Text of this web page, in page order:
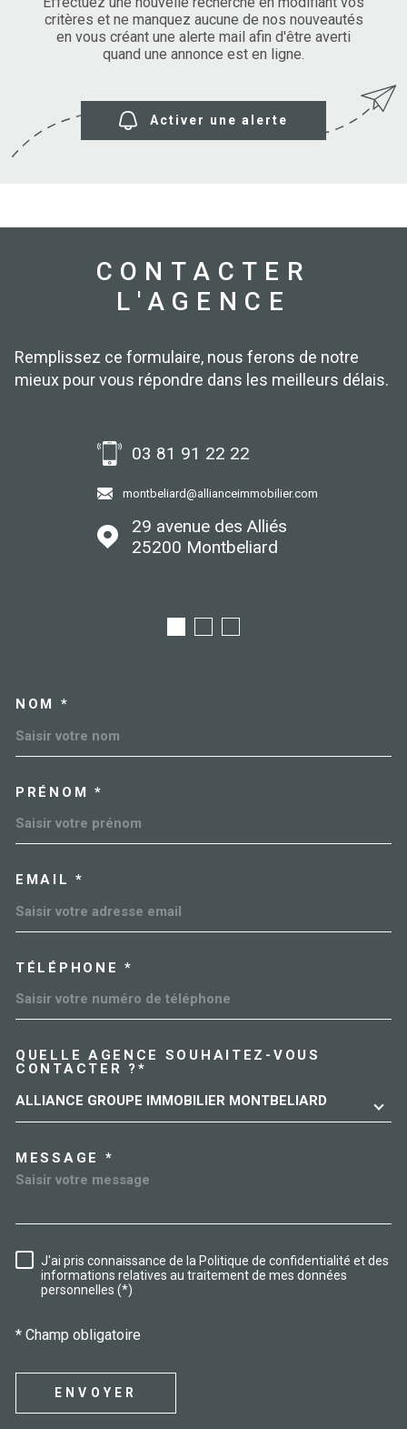
NOS
VENDUS
critères et ne manquez aucune de nos nouveautés
en vous créant une alerte mail afin d'être averti
quand une annonce est en ligne.
Activer une alerte
CONTACTER
L'AGENCE
Remplissez ce formulaire, nous ferons de notre
mieux pour vous répondre dans les meilleurs délais.
03 81 91 22 22
montbeliard@allianceimmobilier.com
29 avenue des Alliés
25200
montbeliard
NOM *
PRÉNOM *
EMAIL *
TÉLÉPHONE *
QUELLE AGENCE SOUHAITEZ-VOUS
CONTACTER ?*
ALLIANCE GROUPE IMMOBILIER MONTBELIARD
MESSAGE *
RÈGLEMENTATION
J'ai pris connaissance de la Politique de confidentialité et des
informations relatives au traitement de mes données
personnelles (*)
* Champ obligatoire
ENVOYER
Pièces
PIÈCES
RÉFÉRENCE
PLUS DE CRITÈRES
RECHERCHER